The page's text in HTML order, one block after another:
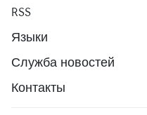
RSS
Языки
Служба новостей
Контакты